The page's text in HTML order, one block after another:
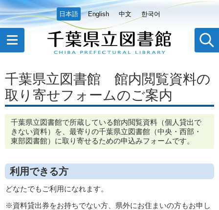
日本語 English 中文 한국어
千葉県立図書館 館内閲覧資料の
取り寄せフォームのご案内
千葉県立図書館で所蔵している館内閲覧資料（個人貸出で
きない資料）を、最寄りの千葉県立図書館（中央・西部・
東部図書館）に取り寄せるための申込みフォームです。
利用できる方
どなたでもご利用になれます。
※資料貸出券をお持ちでない方、県外にお住まいの方もお申し